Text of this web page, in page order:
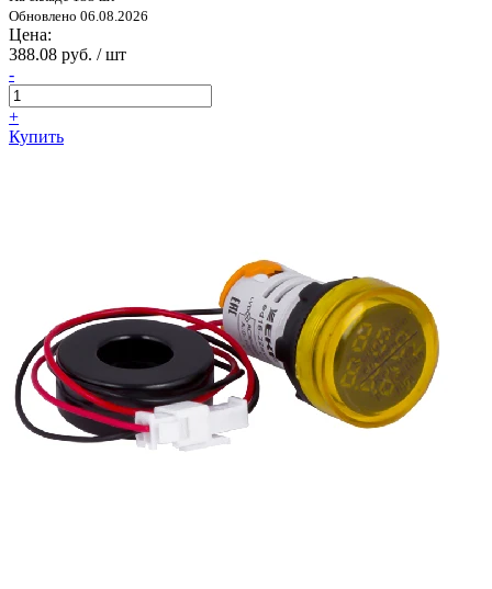
Обновлено 06.08.2026
Цена:
388.08 руб. / шт
-
+
Купить